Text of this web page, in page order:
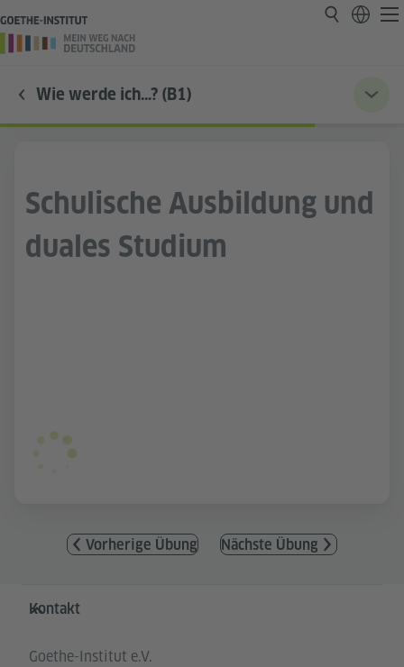
Wie werde ich…? (B1)
Schulische Ausbildung und
duales Studium
Vorherige Übung Nächste Übung
Service- und Informationsbereich
Kontakt
Goethe-Institut e.V.